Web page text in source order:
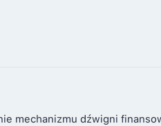
mechanizmu dźwigni